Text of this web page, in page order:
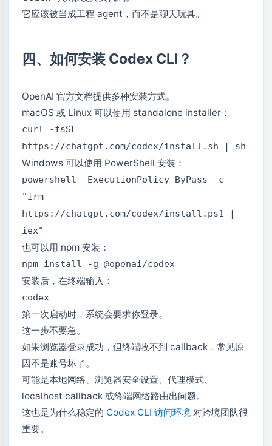
它应该被当成工程 agent，而不是聊天玩具。
四、如何安装 Codex CLI？
OpenAI 官方文档提供多种安装方式。
macOS 或 Linux 可以使用 standalone installer：
curl -fsSL
https://chatgpt.com/codex/install.sh | sh
Windows 可以使用 PowerShell 安装：
powershell -ExecutionPolicy ByPass -c
"irm
https://chatgpt.com/codex/install.ps1 |
iex"
也可以用 npm 安装：
npm install -g @openai/codex
安装后，在终端输入：
codex
第一次启动时，系统会要求你登录。
这一步不要急。
如果浏览器登录成功，但终端收不到 callback，常见原
因不是账号坏了。
可能是本地网络、浏览器安全设置、代理模式、
localhost callback 或终端网络路由出问题。
这也是为什么稳定的 Codex CLI 访问环境 对跨境团队很
重要。